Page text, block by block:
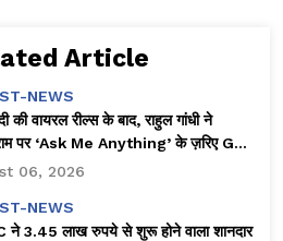
Article
NEWS
की वायरल रील्स के बाद, राहुल गांधी ने
पर ‘Ask Me Anything’ के ज़रिए Gen
की कोशिश की!
06, 2026
NEWS
ने 3.45 लाख रुपये से शुरू होने वाला शानदार